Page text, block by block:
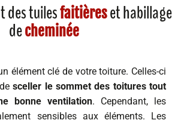
des tuilesfaitièreset habillage
decheminée
élément clé de votre toiture. Celles-ci
sceller le sommet des toitures tout
bonne ventilation. Cependant, les
sensibles aux éléments. Les